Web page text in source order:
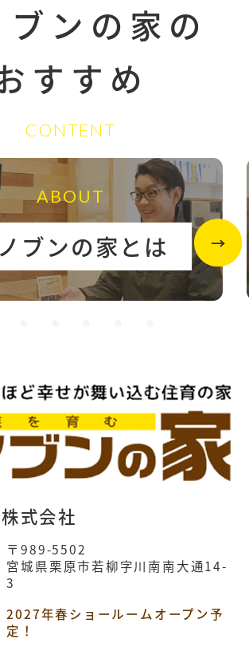
ブンの家の
すすめ
CONTENT
ABOUT
ブンの家とは
式会社
〒989-5502
宮城県栗原市若柳字川南南大通14-
3
2027年春ショールームオープン予
定！